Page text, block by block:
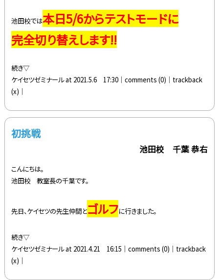
池田校では本日5/6からテストモードに
完全切り替えします!!
続き▽
ケイセツゼミナール at 2021.5.6 17:30│comments (0) │trackback
(x)│
初挑戦
池田校 千葉 恭右
こんにちは。
池田校 教室長の千葉です。
先日、ケイセツの先生仲間とゴルフに行きました。
続き▽
ケイセツゼミナール at 2021.4.21 16:15│comments (0) │trackback
(x)│